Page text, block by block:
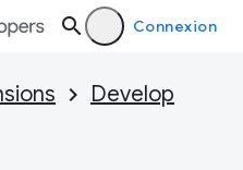
Connexion
Develop